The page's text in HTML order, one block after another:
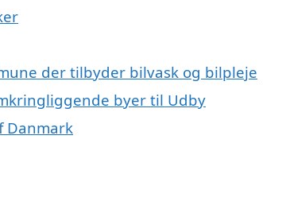
der tilbyder bilvask og bilpleje
byer til Udby
Danmark